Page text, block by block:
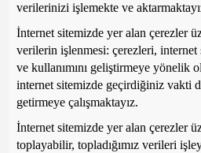
verilerinizi işlemekte ve
İnternet sitemizde yer alan çerezler
verilerin işlenmesi: çerezleri, internet
ve kullanımını geliştirmeye yönelik
internet sitemizde geçirdiğiniz vakti
getirmeye çalışmaktayız.
İnternet sitemizde yer alan çerezler
toplayabilir, topladığımız verileri